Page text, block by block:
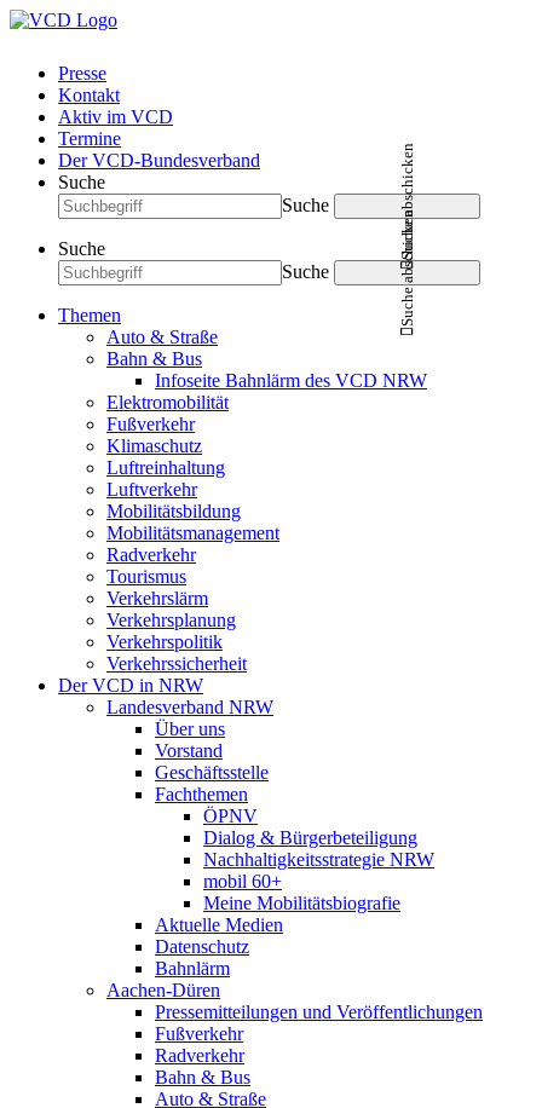
Presse
Kontakt
Aktiv im VCD
Termine
Der VCD-Bundesverband
Suche
Suche
Suche abschicken
Suche
Suche
Suche abschicken
Themen
Auto & Straße
Bahn & Bus
Infoseite Bahnlärm des VCD NRW
Elektromobilität
Fußverkehr
Klimaschutz
Luftreinhaltung
Luftverkehr
Mobilitätsbildung
Mobilitätsmanagement
Radverkehr
Tourismus
Verkehrslärm
Verkehrsplanung
Verkehrspolitik
Verkehrssicherheit
Der VCD in NRW
Landesverband NRW
Über uns
Vorstand
Geschäftsstelle
Fachthemen
ÖPNV
Dialog & Bürgerbeteiligung
Nachhaltigkeitsstrategie NRW
mobil 60+
Meine Mobilitätsbiografie
Aktuelle Medien
Datenschutz
Bahnlärm
Aachen-Düren
Pressemitteilungen und Veröffentlichungen
Fußverkehr
Radverkehr
Bahn & Bus
Auto & Straße